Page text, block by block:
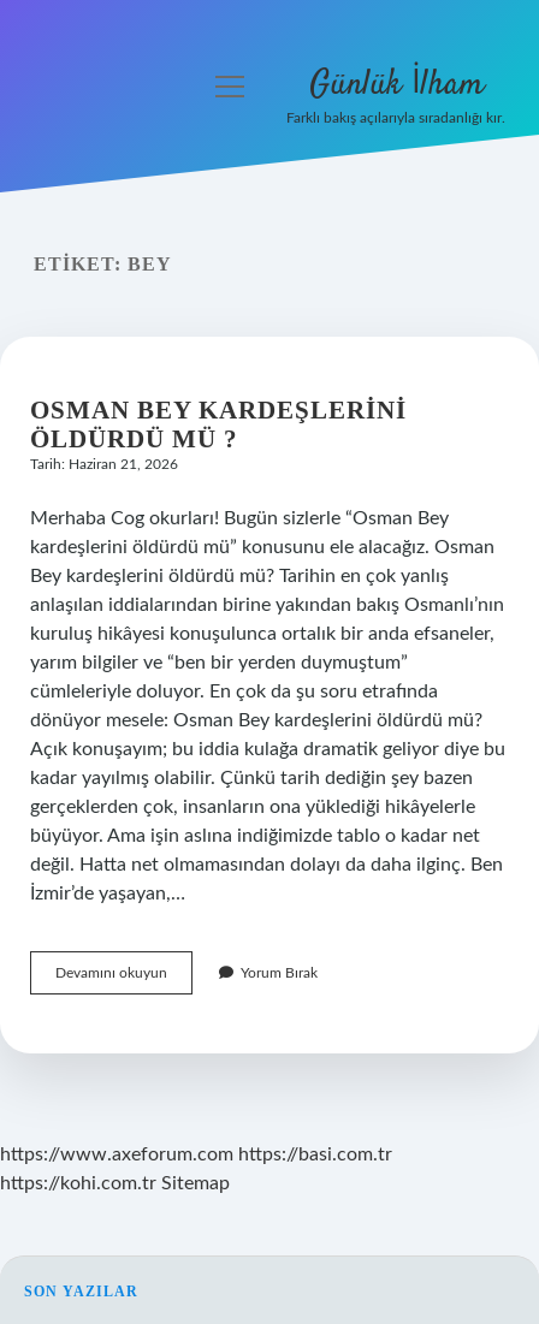
Yasal Uyarı
menüyü
Günlük İlham
Farklı bakış açılarıyla sıradanlığı kır.
ETIKET: BEY
OSMAN BEY KARDEŞLERINI
ÖLDÜRDÜ MÜ ?
Tarih: Haziran 21, 2026
Merhaba Cog okurları! Bugün sizlerle “Osman Bey
kardeşlerini öldürdü mü” konusunu ele alacağız. Osman
Bey kardeşlerini öldürdü mü? Tarihin en çok yanlış
anlaşılan iddialarından birine yakından bakış Osmanlı’nın
kuruluş hikâyesi konuşulunca ortalık bir anda efsaneler,
yarım bilgiler ve “ben bir yerden duymuştum”
cümleleriyle doluyor. En çok da şu soru etrafında
dönüyor mesele: Osman Bey kardeşlerini öldürdü mü?
Açık konuşayım; bu iddia kulağa dramatik geliyor diye bu
kadar yayılmış olabilir. Çünkü tarih dediğin şey bazen
gerçeklerden çok, insanların ona yüklediği hikâyelerle
büyüyor. Ama işin aslına indiğimizde tablo o kadar net
değil. Hatta net olmamasından dolayı da daha ilginç. Ben
İzmir’de yaşayan,…
Devamını okuyun
Bey
mü
Yorum Bırak
https://www.axeforum.com https://basi.com.tr
https://kohi.com.tr Sitemap
SIDEBAR
SON YAZILAR